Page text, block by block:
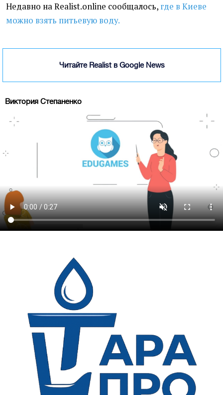
Недавно на Realist.online сообщалось, где в Киеве
можно взять питьевую воду.
Читайте Realist в Google News
Виктория Степаненко